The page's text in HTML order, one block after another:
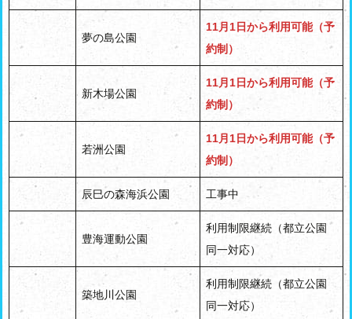
夢の島公園
11月1日から利用可能（予
約制）
新木場公園
11月1日から利用可能（予
約制）
若洲公園
11月1日から利用可能（予
約制）
辰巳の森海浜公園 工事中
豊海運動公園
利用制限継続（都立公園
同一対応）
築地川公園
利用制限継続（都立公園
同一対応）